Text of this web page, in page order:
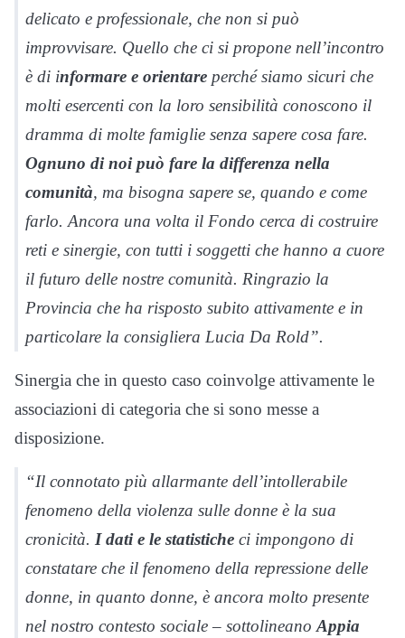
delicato e professionale, che non si può
improvvisare. Quello che ci si propone nell’incontro
è di informare e orientare perché siamo sicuri che
molti esercenti con la loro sensibilità conoscono il
dramma di molte famiglie senza sapere cosa fare.
Ognuno di noi può fare la differenza nella
comunità, ma bisogna sapere se, quando e come
farlo. Ancora una volta il Fondo cerca di costruire
reti e sinergie, con tutti i soggetti che hanno a cuore
il futuro delle nostre comunità. Ringrazio la
Provincia che ha risposto subito attivamente e in
particolare la consigliera Lucia Da Rold”.
Sinergia che in questo caso coinvolge attivamente le
associazioni di categoria che si sono messe a
disposizione.
“Il connotato più allarmante dell’intollerabile
fenomeno della violenza sulle donne è la sua
cronicità. I dati e le statistiche ci impongono di
constatare che il fenomeno della repressione delle
donne, in quanto donne, è ancora molto presente
nel nostro contesto sociale – sottolineano Appia